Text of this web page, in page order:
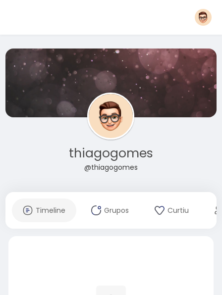
thiagogomes
@thiagogomes
Timeline Grupos Curtiu